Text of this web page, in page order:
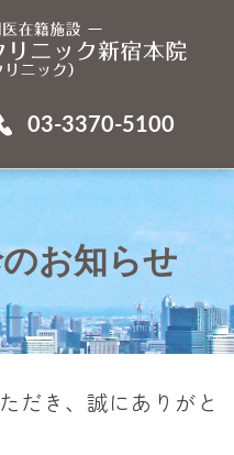
03-3370-5100
お知らせ
だき、誠にありがと